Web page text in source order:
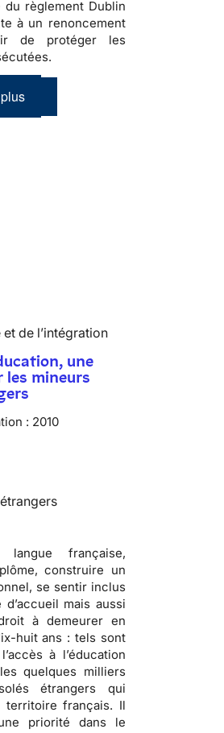
règlement Dublin
à un renoncement
de protéger les
et de l’intégration
une
mineurs
: 2010
française,
construire un
se sentir inclus
mais aussi
à demeurer en
huit ans : tels sont
à l’éducation
quelques milliers
étrangers qui
territoire français. Il
priorité dans le